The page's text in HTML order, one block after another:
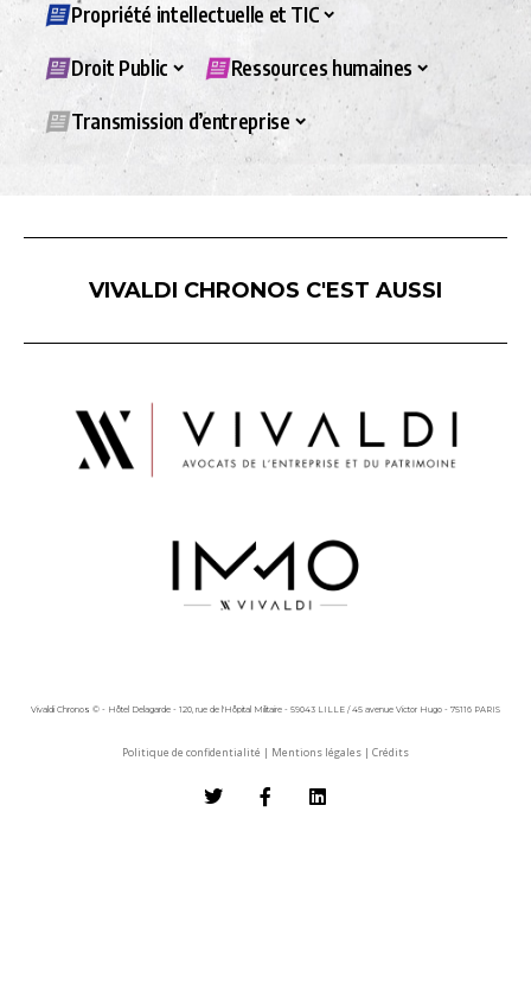
Propriété intellectuelle et TIC
Droit Public Ressources humaines
Transmission d’entreprise
VIVALDI CHRONOS C'EST AUSSI
Vivaldi Chronos © - Hôtel Delagarde - 120, rue de l'Hôpital Militaire - 59043 LILLE / 45 avenue Victor Hugo - 75116 PARIS
Politique de confidentialité | Mentions légales | Crédits